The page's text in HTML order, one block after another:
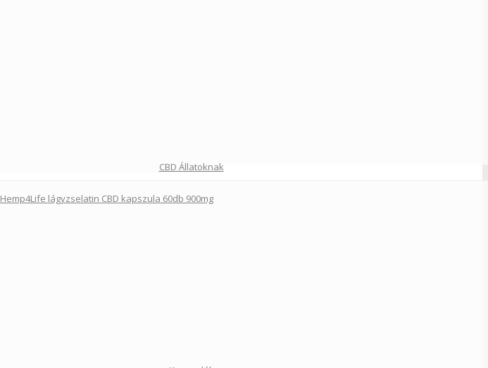
CBD Állatoknak
Hemp4Life lágyzselatin CBD kapszula 60db 900mg